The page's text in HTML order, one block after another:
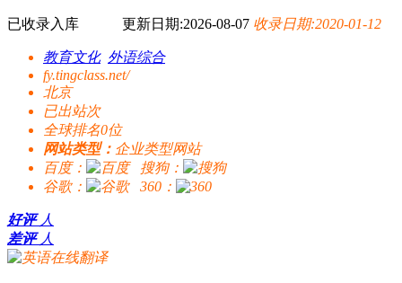
已收录入库 更新日期:2026-08-07 收录日期:2020-01-12
教育文化 外语综合
fy.tingclass.net/
北京
已出站次
全球排名0位
网站类型： 企业类型网站
百度：
搜狗：
谷歌：
360：
好评 人
差评 人